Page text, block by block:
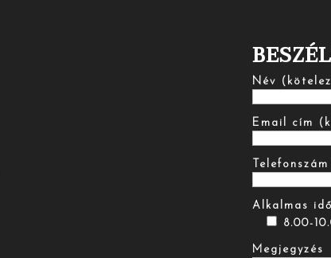
Név
Email cím
Alkalmas
8.00-
Megjegyzés